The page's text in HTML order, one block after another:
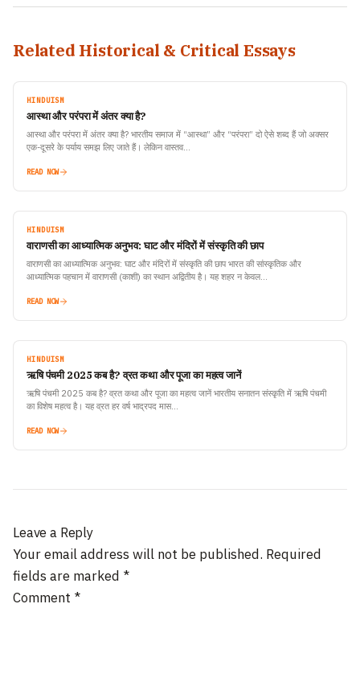
Related Historical & Critical Essays
HINDUISM
आस्था और परंपरा में अंतर क्या है?
आस्था और परंपरा में अंतर क्या है? भारतीय समाज में “आस्था” और “परंपरा” दो ऐसे शब्द हैं जो अक्सर
एक-दूसरे के पर्याय समझ लिए जाते हैं। लेकिन वास्तव…
READ NOW
HINDUISM
वाराणसी का आध्यात्मिक अनुभव: घाट और मंदिरों में संस्कृति की छाप
वाराणसी का आध्यात्मिक अनुभव: घाट और मंदिरों में संस्कृति की छाप भारत की सांस्कृतिक और
आध्यात्मिक पहचान में वाराणसी (काशी) का स्थान अद्वितीय है। यह शहर न केवल…
READ NOW
HINDUISM
ऋषि पंचमी 2025 कब है? व्रत कथा और पूजा का महत्व जानें
ऋषि पंचमी 2025 कब है? व्रत कथा और पूजा का महत्व जानें भारतीय सनातन संस्कृति में ऋषि पंचमी
का विशेष महत्व है। यह व्रत हर वर्ष भाद्रपद मास…
READ NOW
Leave a Reply
Your email address will not be published. Required
fields are marked *
Comment *